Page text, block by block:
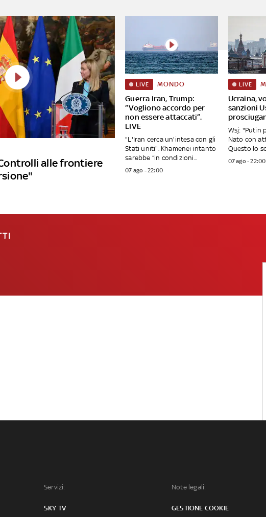
alle frontiere
Guerra Iran, Trump:
“Vogliono accordo per
non essere attaccati”.
LIVE
LIVE MONDO
"L'Iran cerca un'intesa con gli
Stati uniti". Khamenei intanto
sarebbe “in condizioni...
07 ago - 22:00
Ucraina,
sanzioni
LIVE
Wsj: "Putin
Nato con
Questo lo
07 ago - 22:00
Servizi:
SKY TV
Note legali:
GESTIONE COOKIE